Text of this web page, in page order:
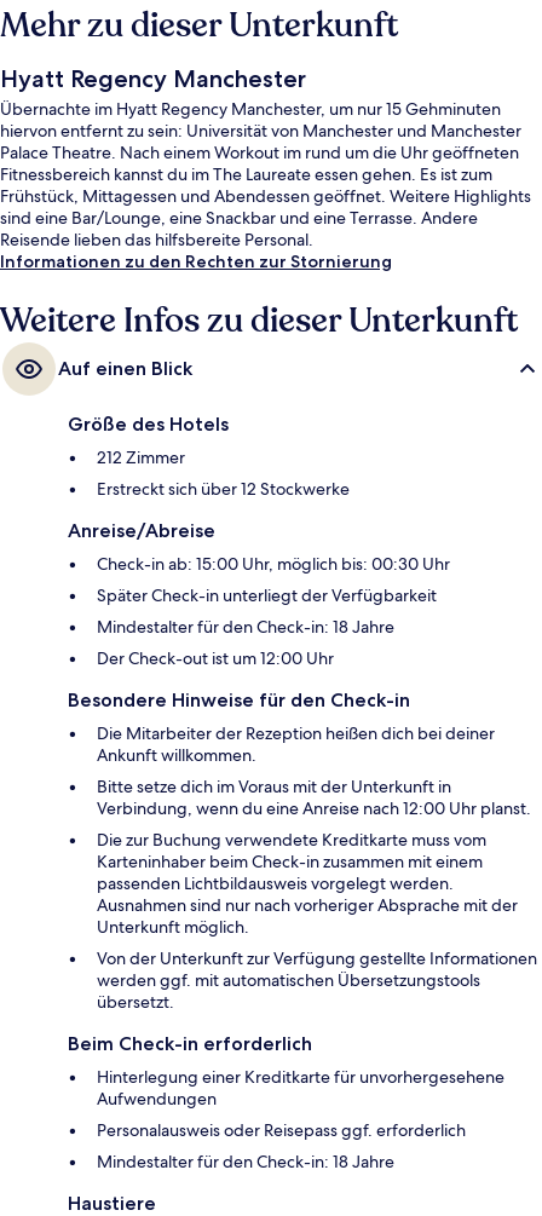
Mehr zu dieser Unterkunft
Hyatt Regency Manchester
Übernachte im Hyatt Regency Manchester, um nur 15 Gehminuten
hiervon entfernt zu sein: Universität von Manchester und Manchester
Palace Theatre. Nach einem Workout im rund um die Uhr geöffneten
Fitnessbereich kannst du im The Laureate essen gehen. Es ist zum
Frühstück, Mittagessen und Abendessen geöffnet. Weitere Highlights
sind eine Bar/Lounge, eine Snackbar und eine Terrasse. Andere
Reisende lieben das hilfsbereite Personal.
Informationen zu den Rechten zur Stornierung
Weitere Infos zu dieser Unterkunft
Auf einen Blick
Größe des Hotels
212 Zimmer
Erstreckt sich über 12 Stockwerke
Anreise/Abreise
Check-in ab: 15:00 Uhr, möglich bis: 00:30 Uhr
Später Check-in unterliegt der Verfügbarkeit
Mindestalter für den Check-in: 18 Jahre
Der Check-out ist um 12:00 Uhr
Besondere Hinweise für den Check-in
Die Mitarbeiter der Rezeption heißen dich bei deiner
Ankunft willkommen.
Bitte setze dich im Voraus mit der Unterkunft in
Verbindung, wenn du eine Anreise nach 12:00 Uhr planst.
Die zur Buchung verwendete Kreditkarte muss vom
Karteninhaber beim Check-in zusammen mit einem
passenden Lichtbildausweis vorgelegt werden.
Ausnahmen sind nur nach vorheriger Absprache mit der
Unterkunft möglich.
Von der Unterkunft zur Verfügung gestellte Informationen
werden ggf. mit automatischen Übersetzungstools
übersetzt.
Beim Check-in erforderlich
Hinterlegung einer Kreditkarte für unvorhergesehene
Aufwendungen
Personalausweis oder Reisepass ggf. erforderlich
Mindestalter für den Check-in: 18 Jahre
Haustiere